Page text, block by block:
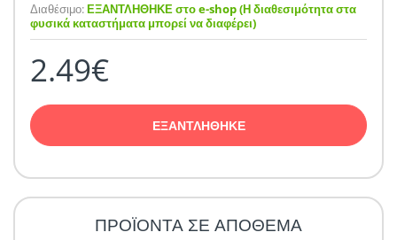
Διαθέσιμο:ΕΞΑΝΤΛΗΘΗΚΕ στο e-shop (Η διαθεσιμότητα στα
φυσικά καταστήματα μπορεί να διαφέρει)
2.49€
ΕΞΑΝΤΛΗΘΗΚΕ
ΠΡΟΪΟΝΤΑ ΣΕ ΑΠΟΘΕΜΑ